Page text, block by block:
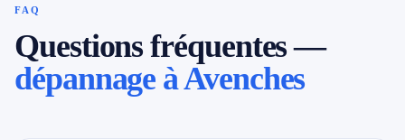
FAQ
Questions fréquentes —
dépannage à Avenches